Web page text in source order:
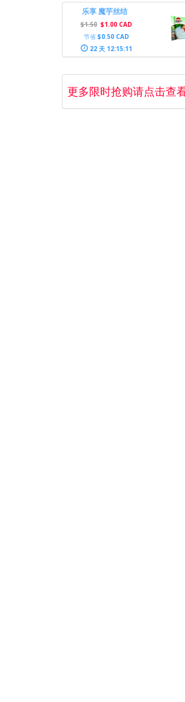
乐享 魔芋丝结
$1.50 $1.00 CAD
节省 $0.50 CAD
22 天 12:15:10
更多限时抢购请点击查